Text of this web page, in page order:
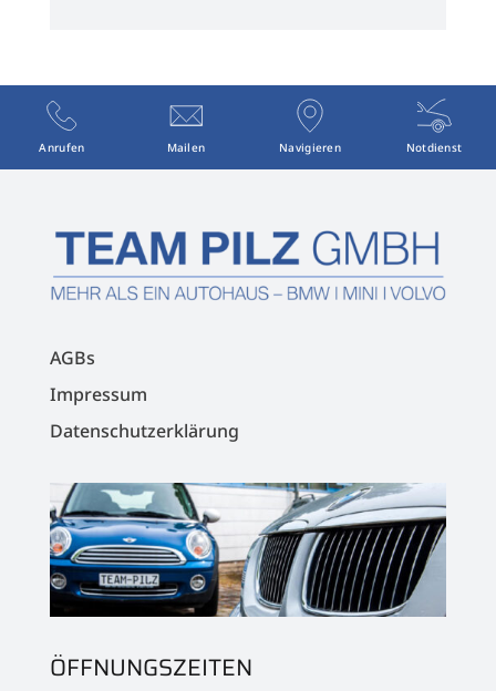
Anrufen Mailen Navigieren Notdienst
AGBs
Impressum
Datenschutzerklärung
ÖFFNUNGSZEITEN